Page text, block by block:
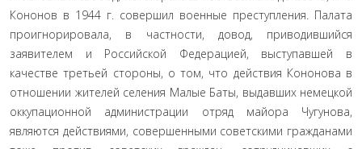
Кононов в 1944 г. совершил военные преступления. Палата
проигнорировала, в частности, довод, приводившийся
заявителем и Российской Федерацией, выступавшей в
качестве третьей стороны, о том, что действия Кононова в
отношении жителей селения Малые Баты, выдавших немецкой
оккупационной администрации отряд майора Чугунова,
являются действиями, совершенными советскими гражданами